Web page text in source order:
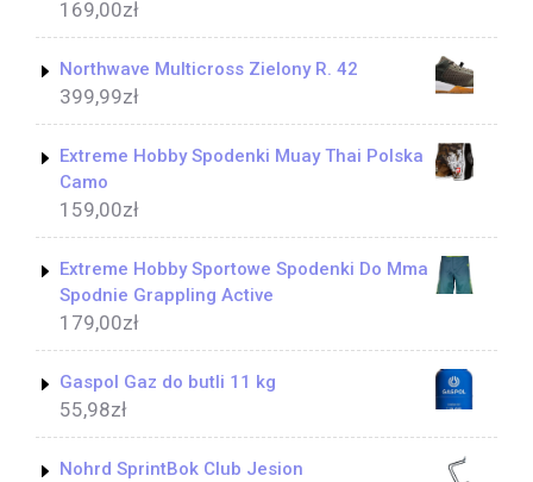
169,00zł
Northwave Multicross Zielony R. 42
399,99zł
Extreme Hobby Spodenki Muay Thai Polska
Camo
159,00zł
Extreme Hobby Sportowe Spodenki Do Mma
Spodnie Grappling Active
179,00zł
Gaspol Gaz do butli 11 kg
55,98zł
Nohrd SprintBok Club Jesion